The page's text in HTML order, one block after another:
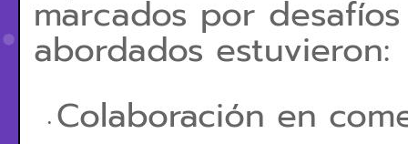
marcados por
abordados estuvieron:
Colaboración en